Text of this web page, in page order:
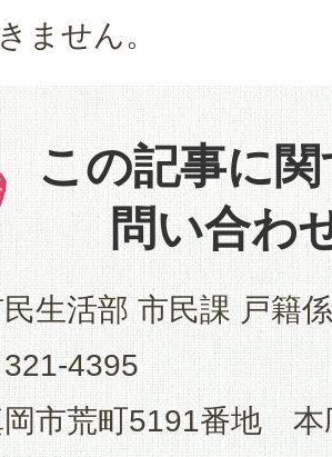
ません。
この記事に
問い合わ
生活部 市民課 戸籍係
4395
市荒町5191番地 本